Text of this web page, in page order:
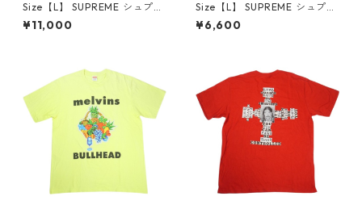
Size【L】 SUPREME シュプリ
ーム 21FW No Thanks S/S To
p White Tシャツ 白 【中古品-
¥11,000
Size【L】 SUPREME シュプリ
ーム 15AW Merry Christmas
Tee Black Tシャツ 黒 【中古
¥6,600